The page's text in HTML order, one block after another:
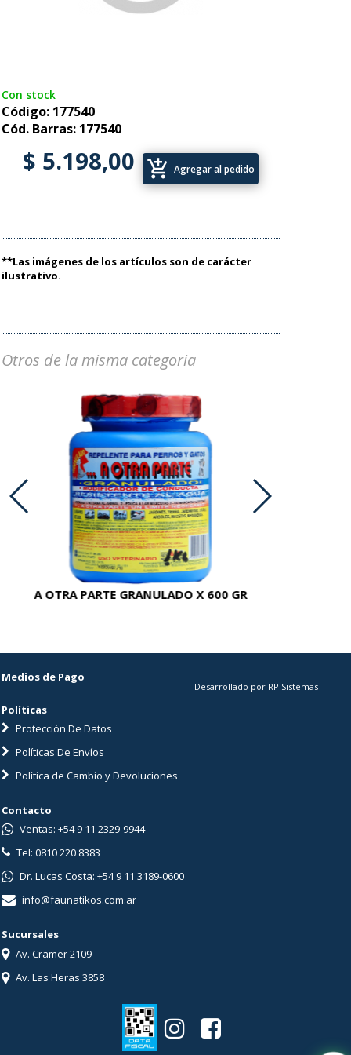
Con stock
Código: 177540
Cód. Barras: 177540
$ 5.198,00 add_shopping_cart Agregar al pedido
**Las imágenes de los artículos son de carácter
ilustrativo.
Otros de la misma categoria
A OTRA PARTE GRANULADO X 600 GR
Medios de Pago
Políticas
Protección De Datos
Políticas De Envíos
Política de Cambio y Devoluciones
Desarrollado por RP Sistemas
Contacto
Ventas: +54 9 11 2329-9944
Tel: 0810 220 8383
Dr. Lucas Costa: +54 9 11 3189-0600
info@faunatikos.com.ar
Sucursales
Av. Cramer 2109
Av. Las Heras 3858